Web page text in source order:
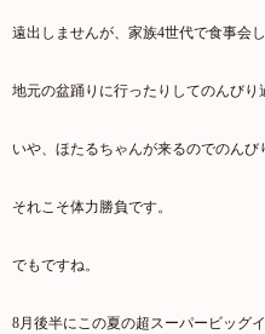
遠出しませんが、家族4世代で食事会
地元の盆踊りに行ったりしてのんびり
いや、ほたるちゃんが来るのでのん
それこそ体力勝負です。
でもですね。
8月後半にこの夏の超スーパービッグ